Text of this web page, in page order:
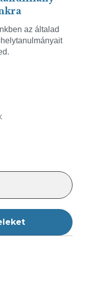
az általad